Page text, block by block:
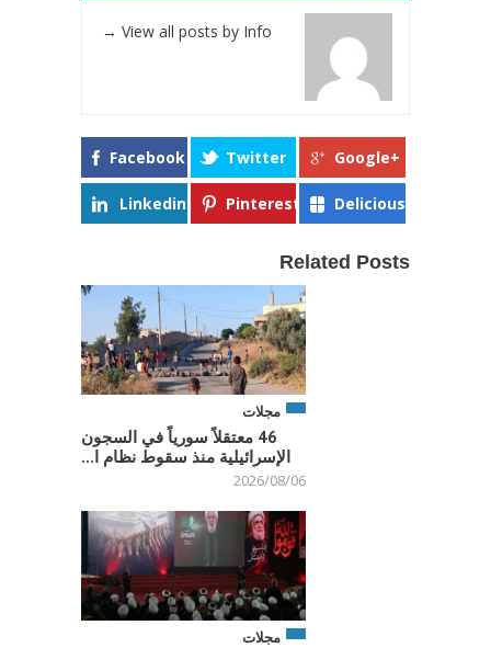
View all posts by Info
→
Facebook Twitter Google+
Linkedin Pinterest Delicious
Related Posts
مجلات
46 معتقلاً سورياً في السجون
الإسرائيلية منذ سقوط نظام ا...
2026/08/06
مجلات